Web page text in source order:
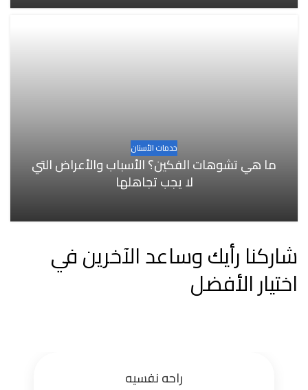
خدمات الأسنان
ما هي تشوهات الفكين؟ الأسباب والأعراض التي
لا يجب تجاهلها
شاركنا رأيك وساعد الآخرين في
اختيار الأفضل
راحه نفسيه